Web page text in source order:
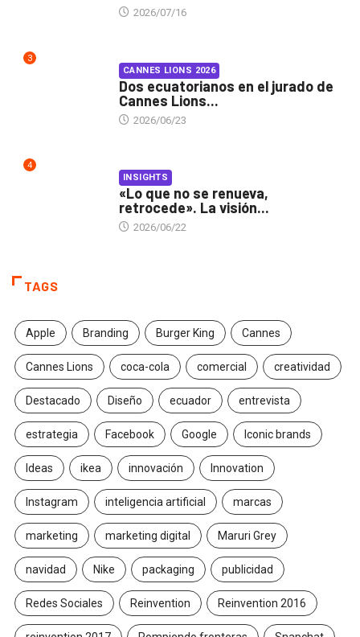
2026/07/16
3
CANNES LIONS 2026
Dos ecuatorianos en el jurado de
Cannes Lions...
2026/06/23
4
INSIGHTS
«Lo que no se renueva,
retrocede». La visión...
2026/06/22
TAGS
Apple Branding Burger King Cannes
Cannes Lions coca-cola comercial creatividad
Destacado Diseño ecuador entrevista
estrategia Facebook Google Iconic brands
Ideas ikea innovación Innovation
Instagram inteligencia artificial marcas
marketing marketing digital Maruri Grey
navidad Nike packaging publicidad
Redes Sociales Reinvention Reinvention 2016